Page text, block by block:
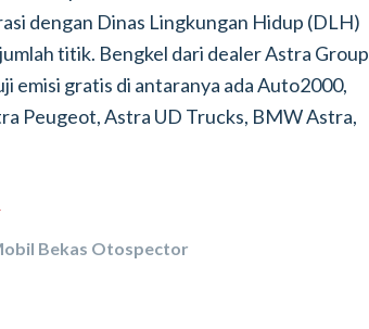
dengan Dinas Lingkungan Hidup (DLH)
titik. Bengkel dari dealer Astra Group
emisi gratis di antaranya ada Auto2000,
Peugeot, Astra UD Trucks, BMW Astra,
Bekas Otospector